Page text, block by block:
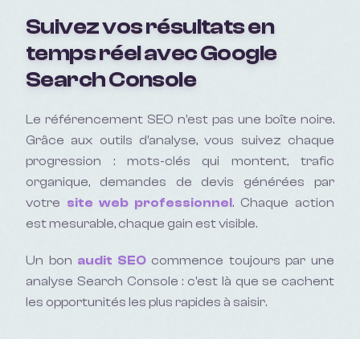
Suivez vos résultats en
temps réel avec Google
Search Console
Le référencement SEO n'est pas une boîte noire.
Grâce aux outils d'analyse, vous suivez chaque
progression : mots-clés qui montent, trafic
organique, demandes de devis générées par
votre site web professionnel. Chaque action
est mesurable, chaque gain est visible.
Un bon audit SEO commence toujours par une
analyse Search Console : c'est là que se cachent
les opportunités les plus rapides à saisir.